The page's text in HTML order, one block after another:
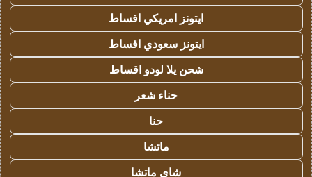
ايتونز امريكي اقساط
ايتونز سعودي اقساط
شحن يلا لودو اقساط
حناء شعر
حنا
ماتشا
شاي ماتشا